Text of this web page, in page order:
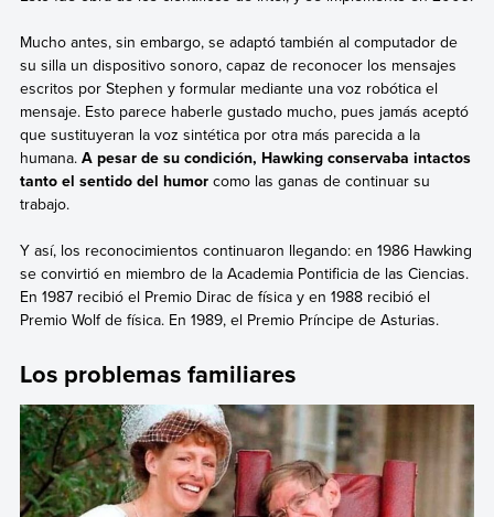
Mucho antes, sin embargo, se adaptó también al computador de
su silla un dispositivo sonoro, capaz de reconocer los mensajes
escritos por Stephen y formular mediante una voz robótica el
mensaje. Esto parece haberle gustado mucho, pues jamás aceptó
que sustituyeran la voz sintética por otra más parecida a la
humana. A pesar de su condición, Hawking conservaba intactos
tanto el sentido del humorcomo las ganas de continuar su
trabajo.
Y así, los reconocimientos continuaron llegando: en 1986 Hawking
se convirtió en miembro de la Academia Pontificia de las Ciencias.
En 1987 recibió el Premio Dirac de física y en 1988 recibió el
Premio Wolf de física. En 1989, el Premio Príncipe de Asturias.
Los problemas familiares